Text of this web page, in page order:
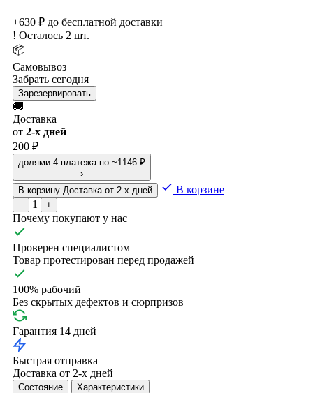
+630 ₽ до бесплатной доставки
! Осталось 2 шт.
📦
Самовывоз
Забрать сегодня
Зарезервировать
🚚
Доставка
от 2-х дней
200 ₽
долями 4 платежа по ~1146 ₽
›
В корзину Доставка от 2-х дней В корзине
− 1 +
Почему покупают у нас
Проверен специалистом
Товар протестирован перед продажей
100% рабочий
Без скрытых дефектов и сюрпризов
Гарантия 14 дней
Быстрая отправка
Доставка от 2-х дней
Состояние Характеристики